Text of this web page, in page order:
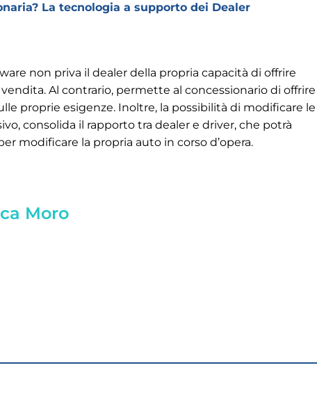
La tecnologia a supporto dei Dealer
non priva il dealer della propria capacità di offrire
Al contrario, permette al concessionario di offrire
proprie esigenze. Inoltre, la possibilità di modificare le
consolida il rapporto tra dealer e driver, che potrà
modificare la propria auto in corso d’opera.
Moro